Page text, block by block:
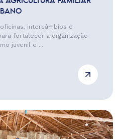
intercâmbios e
fortalecer a organização
juvenil e ...